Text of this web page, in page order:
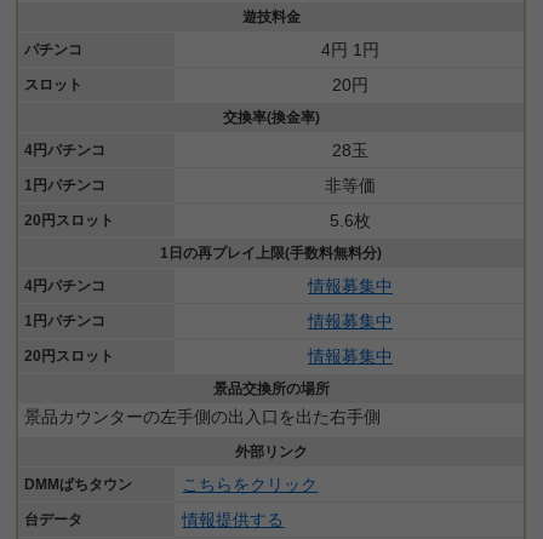
遊技料金
パチンコ
4円 1円
スロット 20円
交換率(換金率)
4円パチンコ
28玉
1円パチンコ 非等価
20円スロット 5.6枚
1日の再プレイ上限(手数料無料分)
4円パチンコ
情報募集中
1円パチンコ 情報募集中
20円スロット 情報募集中
景品交換所の場所
景品カウンターの左手側の出入口を出た右手側
外部リンク
DMMぱちタウン
こちらをクリック
台データ 情報提供する